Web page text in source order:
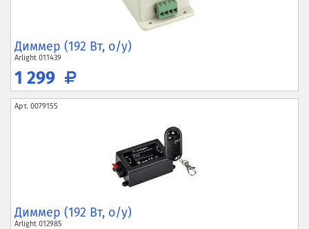
Диммер (192 Вт, о/у)
Arlight 011439
1 299
Арт. 0079155
Диммер (192 Вт, о/у)
Arlight 012985